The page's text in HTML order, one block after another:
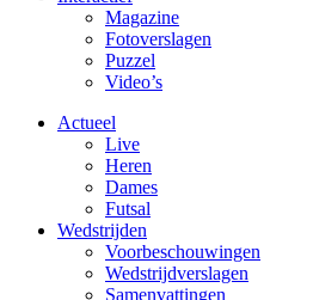
Magazine
Fotoverslagen
Puzzel
Video’s
Actueel
Live
Heren
Dames
Futsal
Wedstrijden
Voorbeschouwingen
Wedstrijdverslagen
Samenvattingen